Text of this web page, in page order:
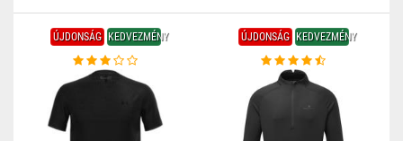
ÚJDONSÁG KEDVEZMÉNY ÚJDONSÁG KEDVEZMÉNY